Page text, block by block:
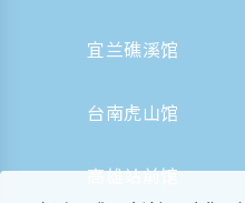
宜兰礁溪馆
台南虎山馆
高雄站前馆